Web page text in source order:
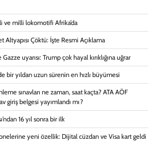
ve milli lokomotifi Afrika’da
Altyapısı Çöktü: İşte Resmi Açıklama
Gazze uyarısı: Trump çok hayal kırıklığına uğrar
bir yıldan uzun sürenin en hızlı büyümesi
sınavları ne zaman, saat kaçta? ATA AÖF
giriş belgesi yayımlandı mı?
16 yıl sonra bir ilk
yeni özellik: Dijital cüzdan ve Visa kart geldi